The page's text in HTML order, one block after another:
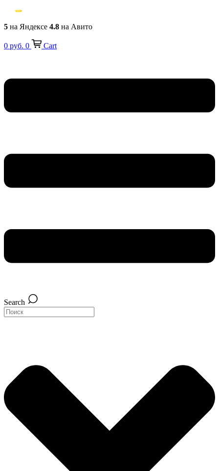
5 на Яндексе 4.8 на Авито
0 руб. 0 Cart
Search